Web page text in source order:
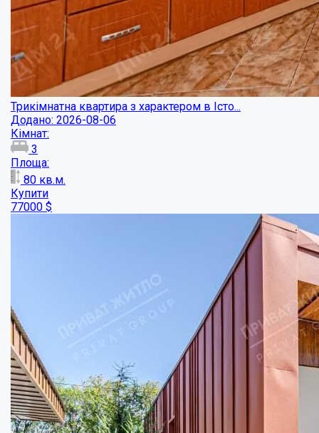
Трикімнатна квартира з характером в Істо...
Додано: 2026-08-06
Кімнат:
3
Площа:
80 кв.м.
Купити
77000 $